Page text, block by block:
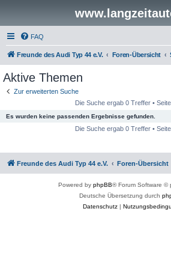
FAQ
Freunde des Audi Typ 44 e.V. Foren-Übersicht
Aktive Themen
Zur erweiterten Suche
Die Suche ergab 0 Treffer • Seite
Es wurden keine passenden Ergebnisse gefunden.
Die Suche ergab 0 Treffer • Seite
Freunde des Audi Typ 44 e.V. Foren-Übersicht
Powered by phpBB® Forum Software ©
Deutsche Übersetzung durch
Datenschutz|